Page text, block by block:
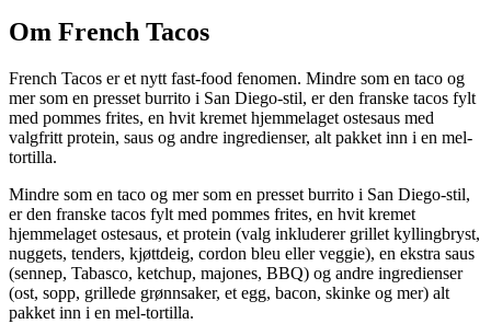
Om French Tacos
French Tacos er et nytt fast-food fenomen. Mindre som en taco og
mer som en presset burrito i San Diego-stil, er den franske tacos fylt
med pommes frites, en hvit kremet hjemmelaget ostesaus med
valgfritt protein, saus og andre ingredienser, alt pakket inn i en mel-
tortilla.
Mindre som en taco og mer som en presset burrito i San Diego-stil,
er den franske tacos fylt med pommes frites, en hvit kremet
hjemmelaget ostesaus, et protein (valg inkluderer grillet kyllingbryst,
nuggets, tenders, kjøttdeig, cordon bleu eller veggie), en ekstra saus
(sennep, Tabasco, ketchup, majones, BBQ) og andre ingredienser
(ost, sopp, grillede grønnsaker, et egg, bacon, skinke og mer) alt
pakket inn i en mel-tortilla.